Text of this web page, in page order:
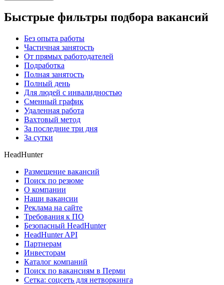
Быстрые фильтры подбора вакансий
Без опыта работы
Частичная занятость
От прямых работодателей
Подработка
Полная занятость
Полный день
Для людей с инвалидностью
Сменный график
Удаленная работа
Вахтовый метод
За последние три дня
За сутки
HeadHunter
Размещение вакансий
Поиск по резюме
О компании
Наши вакансии
Реклама на сайте
Требования к ПО
Безопасный HeadHunter
HeadHunter API
Партнерам
Инвесторам
Каталог компаний
Поиск по вакансиям в Перми
Сетка: соцсеть для нетворкинга